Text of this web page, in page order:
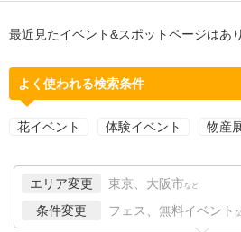
最近見たイベント&スポットページはあ
よく使われる検索条件
花イベント 体験イベント 物産
エリア変更 東京、大阪市 など
条件変更 フェス、無料イベント